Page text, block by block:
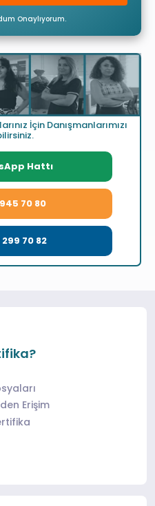
Onaylıyorum.
İçin Danışmanlarımızı
Hattı
70 80
70 82
Erişim